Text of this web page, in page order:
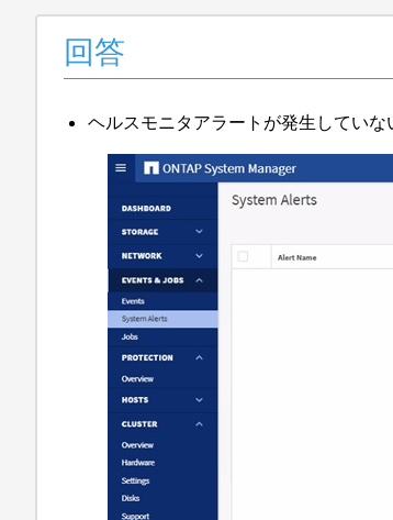
回答
ヘルスモニタアラートが発生していな